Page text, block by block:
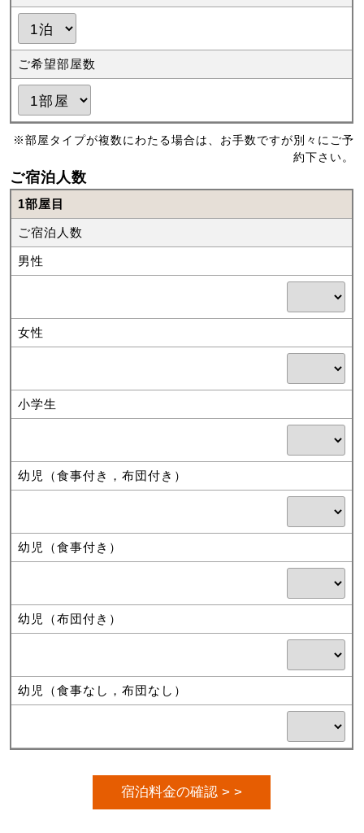
ご希望部屋数
※部屋タイプが複数にわたる場合は、お手数ですが別々にご予
約下さい。
ご宿泊人数
1部屋目
ご宿泊人数
男性
女性
小学生
幼児（食事付き，布団付き）
幼児（食事付き）
幼児（布団付き）
幼児（食事なし，布団なし）
宿泊料金の確認 > >